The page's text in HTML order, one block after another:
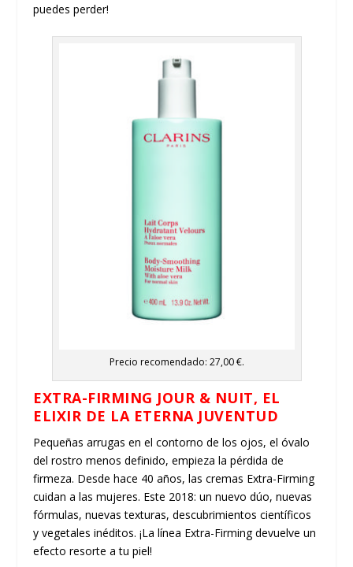
puedes perder!
Precio recomendado: 27,00 €.
EXTRA-FIRMING JOUR & NUIT, EL
ELIXIR DE LA ETERNA JUVENTUD
Pequeñas arrugas en el contorno de los ojos, el óvalo
del rostro menos definido, empieza la pérdida de
firmeza. Desde hace 40 años, las cremas Extra-Firming
cuidan a las mujeres. Este 2018: un nuevo dúo, nuevas
fórmulas, nuevas texturas, descubrimientos científicos
y vegetales inéditos. ¡La línea Extra-Firming devuelve un
efecto resorte a tu piel!